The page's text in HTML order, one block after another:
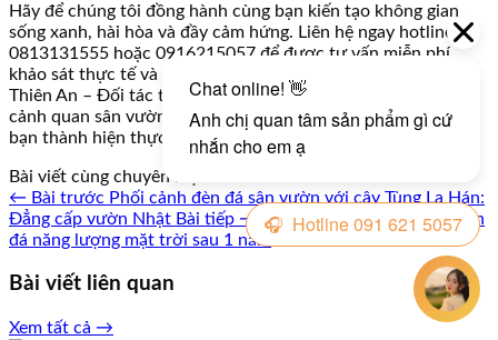
Hãy để chúng tôi đồng hành cùng bạn kiến tạo không gian
sống xanh, hài hòa và đầy cảm hứng. Liên hệ ngay hotline
0813131555 hoặc 0916215057 để được tư vấn miễn phí,
khảo sát thực tế và báo giá chi tiết trong 24 giờ. Đá Cảnh
Thiên An – Đối tác tin cậy cho mọi công trình đá mỹ nghệ và
cảnh quan sân vườn. Chúng tôi sẵn sàng biến ý tưởng của
bạn thành hiện thực đẹp đẽ nhất!
Bài viết cùng chuyên mục
← Bài trước Phối cảnh đèn đá sân vườn với cây Tùng La Hán:
Đẳng cấp vườn Nhật Bài tiếp →
Review thực tế: Sử dụng đèn
đá năng lượng mặt trời sau 1 năm
Bài viết liên quan
Xem tất cả →